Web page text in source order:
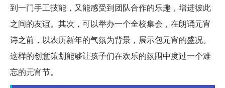
到一门手工技能，又能感受到团队合作的乐趣，增进彼此
之间的友谊。其次，可以举办一个全校集会，在朗诵元宵
诗之前，以农历新年的气氛为背景，展示包元宵的盛况。
这样的创意策划能够让孩子们在欢乐的氛围中度过一个难
忘的元宵节。